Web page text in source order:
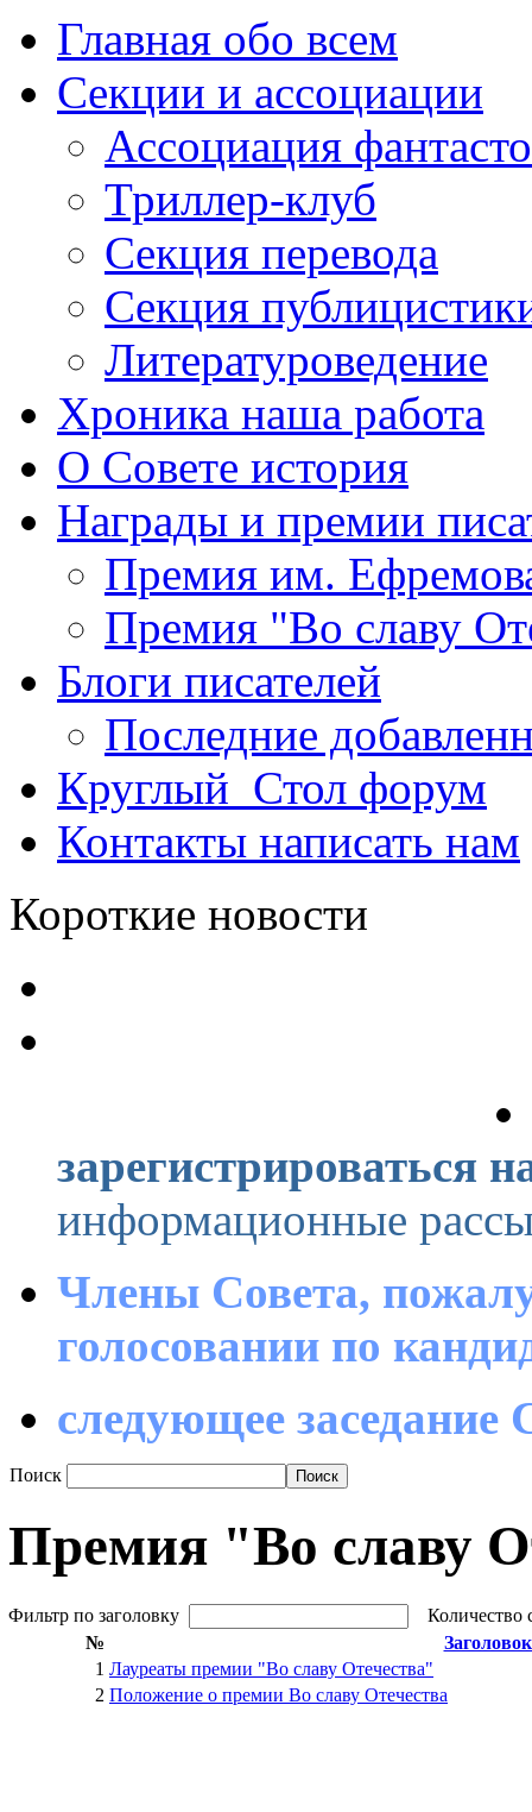
Главная обо всем
Секции и ассоциации
Ассоциация
Триллер-клуб
Секция перевода
Секция
Литературоведение
Хроника наша работа
О Совете история
Награды и премии
Премия им.
Премия "Во славу
Блоги писателей
Последние
Круглый_Стол форум
Контакты написать нам
Короткие новости
зарегистрироваться
информационные
Члены Совета,
голосовании по
следующее заседание
Поиск
Премия "Во славу
Фильтр по заголовку
Количество
№
1 Лауреаты премии "Во славу Отечества"
2 Положение о премии Во славу Отечества